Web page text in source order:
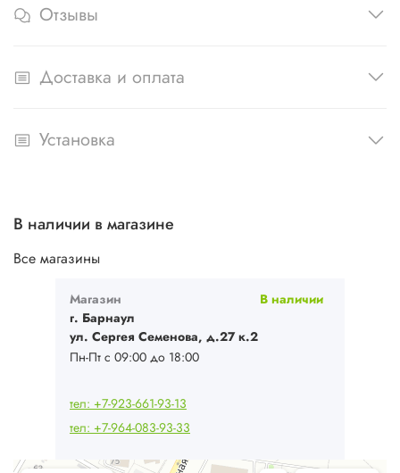
Отзывы
Доставка и оплата
Установка
В наличии в магазине
Все магазины
Магазин
В наличии
г. Барнаул
ул. Сергея Семенова, д.27 к.2
Пн-Пт с 09:00 до 18:00
тел: +7-923-661-93-13
тел: +7-964-083-93-33
Ваш Климат